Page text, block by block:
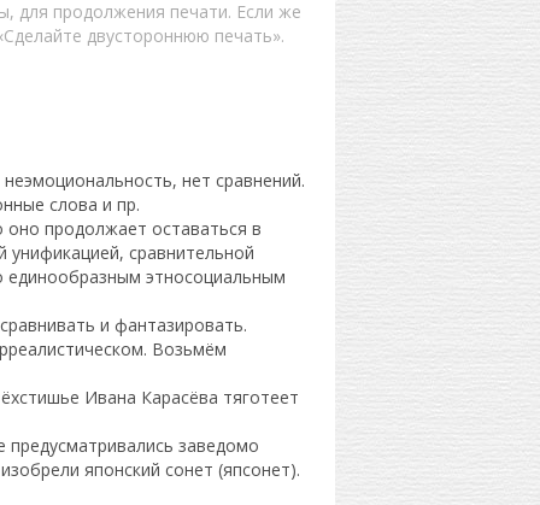
для продолжения печати. Если же
двустороннюю печать».
нет сравнений.
слова и пр.
продолжает оставаться в
унификацией, сравнительной
единообразным этносоциальным
и фантазировать.
Возьмём
Ивана Карасёва тяготеет
заведомо
японский сонет (япсонет).